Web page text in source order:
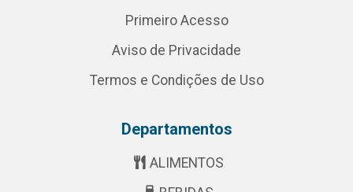
Primeiro Acesso
Aviso de Privacidade
Termos e Condições de Uso
Departamentos
ALIMENTOS